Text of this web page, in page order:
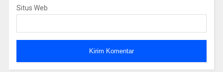
Situs Web